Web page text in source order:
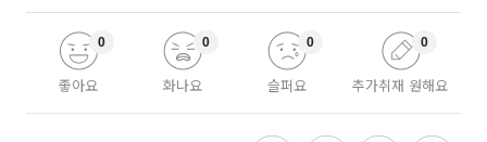
좋아요
0
화나요
0
슬퍼요
0
추가취재 원해요
0